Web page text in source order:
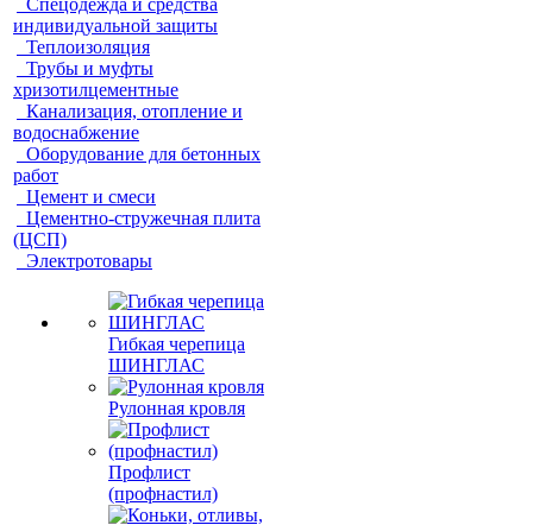
Спецодежда и средства
индивидуальной защиты
Теплоизоляция
Трубы и муфты
хризотилцементные
Канализация, отопление и
водоснабжение
Оборудование для бетонных
работ
Цемент и смеси
Цементно-стружечная плита
(ЦСП)
Электротовары
Гибкая черепица
ШИНГЛАС
Рулонная кровля
Профлист
(профнастил)